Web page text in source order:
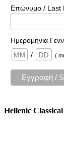
Επώνυμο / Last
Ημερομηνία
/
(
Hellenic